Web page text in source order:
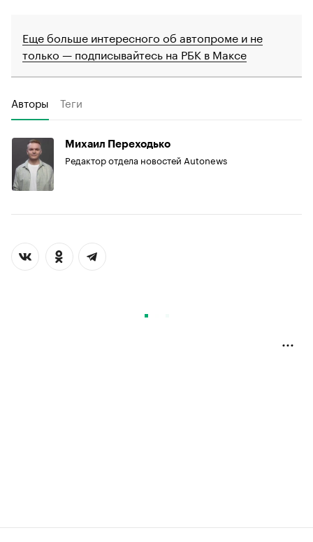
Еще больше интересного об автопроме и не
только — подписывайтесь на РБК в Максе
Авторы Теги
Михаил Переходько
Редактор отдела новостей Autonews